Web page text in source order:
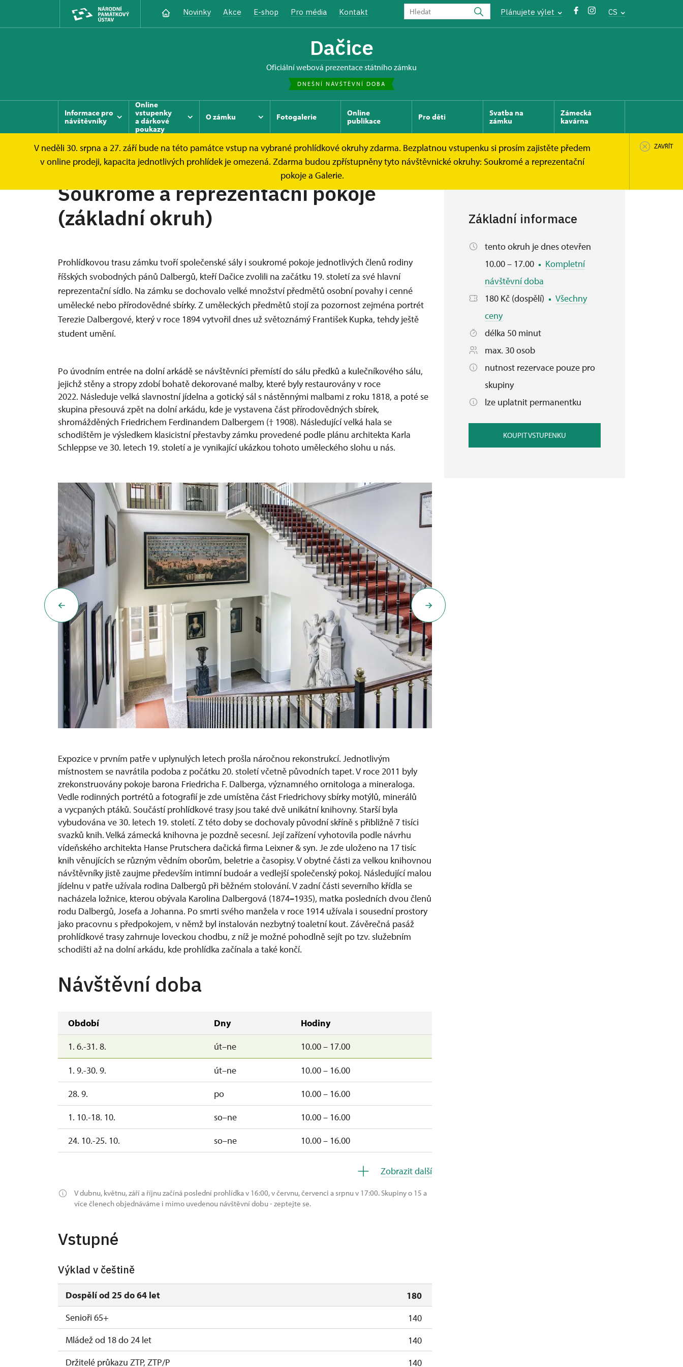
Novinky Akce E-shop Pro média Kontakt Plánujete výlet CS
Dačice
oficiální webová prezentace státního zámku
DNEŠNÍ NÁVŠTĚVNÍ DOBA
Informace pro
návštěvníky
Online
vstupenky
a dárkové
poukazy
O zámku Fotogalerie
Online
publikace
Pro děti
Svatba na
zámku
Zámecká
kavárna
V neděli 30. srpna a 27. září bude na této památce vstup na vybrané prohlídkové okruhy zdarma. Bezplatnou vstupenku si prosím zajistěte předem
v online prodeji, kapacita jednotlivých prohlídek je omezená. Zdarma budou zpřístupněny tyto návštěvnické okruhy: Soukromé a reprezentační
pokoje a Galerie.
ZAVŘÍT
Dačice Informace pro návštěvníky Prohlídkové okruhy Soukromé a reprezentační pokoje...
Soukromé a reprezentační pokoje
(základní okruh)
Prohlídkovou trasu zámku tvoří společenské sály i soukromé pokoje jednotlivých členů rodiny
říšských svobodných pánů Dalbergů, kteří Dačice zvolili na začátku 19. století za své hlavní
reprezentační sídlo. Na zámku se dochovalo velké množství předmětů osobní povahy i cenné
umělecké nebo přírodovědné sbírky. Z uměleckých předmětů stojí za pozornost zejména portrét
Terezie Dalbergové, který v roce 1894 vytvořil dnes už světoznámý František Kupka, tehdy ještě
student umění.
Po úvodním entrée na dolní arkádě se návštěvníci přemístí do sálu předků a kulečníkového sálu,
jejichž stěny a stropy zdobí bohatě dekorované malby, které byly restaurovány v roce
2022. Následuje velká slavnostní jídelna a gotický sál s nástěnnými malbami z roku 1818, a poté se
skupina přesouvá zpět na dolní arkádu, kde je vystavena část přírodovědných sbírek,
shromážděných Friedrichem Ferdinandem Dalbergem († 1908). Následující velká hala se
schodištěm je výsledkem klasicistní přestavby zámku provedené podle plánu architekta Karla
Schleppse ve 30. letech 19. století a je vynikající ukázkou tohoto uměleckého slohu u nás.
Expozice v prvním patře v uplynulých letech prošla náročnou rekonstrukcí. Jednotlivým
místnostem se navrátila podoba z počátku 20. století včetně původních tapet. V roce 2011 byly
zrekonstruovány pokoje barona Friedricha F. Dalberga, významného ornitologa a mineraloga.
Vedle rodinných portrétů a fotografií je zde umístěna část Friedrichovy sbírky motýlů, minerálů
a vycpaných ptáků. Součástí prohlídkové trasy jsou také dvě unikátní knihovny. Starší byla
vybudována ve 30. letech 19. století. Z této doby se dochovaly původní skříně s přibližně 7 tisíci
svazků knih. Velká zámecká knihovna je pozdně secesní. Její zařízení vyhotovila podle návrhu
vídeňského architekta Hanse Prutschera dačická firma Leixner & syn. Je zde uloženo na 17 tisíc
knih věnujících se různým vědním oborům, beletrie a časopisy.V obytné části za velkou knihovnou
návštěvníky jistě zaujme především intimní budoár a vedlejší společenský pokoj. Následující malou
jídelnu v patře užívala rodina Dalbergů při běžném stolování. V zadní části severního křídla se
nacházela ložnice, kterou obývala Karolina Dalbergová (1874–1935), matka posledních dvou členů
rodu Dalbergů, Josefa a Johanna. Po smrti svého manžela v roce 1914 užívala i sousední prostory
jako pracovnu s předpokojem, v němž byl instalován nezbytný toaletní kout. Závěrečná pasáž
prohlídkové trasy zahrnuje loveckou chodbu, z níž je možné pohodlně sejít po tzv. služebním
schodišti až na dolní arkádu, kde prohlídka začínala a také končí.
Návštěvní doba
Období Dny
Hodiny
1. 6.-31. 8.
út–ne 10.00 – 17.00
1. 9.-30. 9. út–ne
10.00 – 16.00
28. 9.
po
10.00 – 16.00
1. 10.-18. 10.
so–ne
10.00 – 16.00
24. 10.-25. 10.
so–ne
10.00 – 16.00
2027
1. 1.-31. 3.
Zobrazit další
V dubnu, květnu, září a říjnu začíná poslední prohlídka v 16:00, v červnu, červenci a srpnu v 17:00. Skupiny o 15 a
více členech objednáváme i mimo uvedenou návštěvní dobu - zeptejte se.
Vstupné
Výklad v češtině
Dospělí od 25 do 64 let
180
Senioři 65+
140
Mládež od 18 do 24 let
140
Držitelé průkazu ZTP, ZTP/P
140
Základní informace
tento okruh je dnes otevřen
10.00 – 17.00
Kompletní
návštěvní doba
180 Kč (dospělí)
Všechny
ceny
délka 50 minut
max. 30 osob
nutnost rezervace pouze pro
skupiny
lze uplatnit permanentku
KOUPIT VSTUPENKU